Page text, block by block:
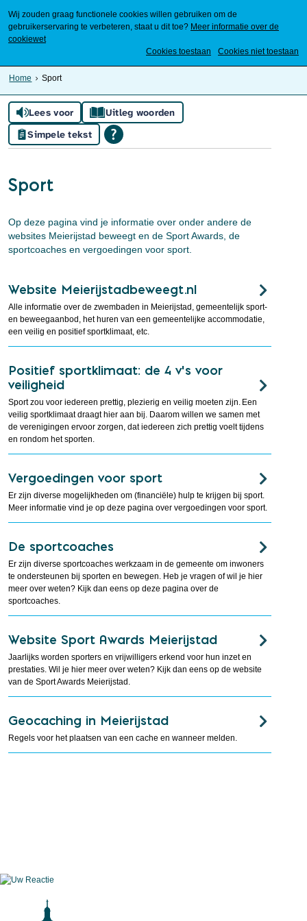
Wij zouden graag functionele cookies willen gebruiken om de
gebruikerservaring te verbeteren, staat u dit toe? Meer informatie over de
cookiewet
Cookies toestaan
Cookies niet toestaan
Home Sport
Lees voor
Uitleg woorden
Simpele tekst
Sport
Op deze pagina vind je informatie over onder andere de
websites Meierijstad beweegt en de Sport Awards, de
sportcoaches en vergoedingen voor sport.
Website Meierijstadbeweegt.nl
Alle informatie over de zwembaden in Meierijstad, gemeentelijk sport-
en beweegaanbod, het huren van een gemeentelijke accommodatie,
een veilig en positief sportklimaat, etc.
Positief sportklimaat: de 4 v’s voor
veiligheid
Sport zou voor iedereen prettig, plezierig en veilig moeten zijn. Een
veilig sportklimaat draagt hier aan bij. Daarom willen we samen met
de verenigingen ervoor zorgen, dat iedereen zich prettig voelt tijdens
en rondom het sporten.
Vergoedingen voor sport
Er zijn diverse mogelijkheden om (financiële) hulp te krijgen bij sport.
Meer informatie vind je op deze pagina over vergoedingen voor sport.
De sportcoaches
Er zijn diverse sportcoaches werkzaam in de gemeente om inwoners
te ondersteunen bij sporten en bewegen. Heb je vragen of wil je hier
meer over weten? Kijk dan eens op deze pagina over de
sportcoaches.
Website Sport Awards Meierijstad
Jaarlijks worden sporters en vrijwilligers erkend voor hun inzet en
prestaties. Wil je hier meer over weten? Kijk dan eens op de website
van de Sport Awards Meierijstad.
Geocaching in Meierijstad
Regels voor het plaatsen van een cache en wanneer melden.